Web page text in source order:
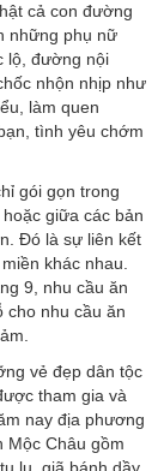
cả con đường
những phụ nữ
lộ, đường nội
nhộn nhịp như
làm quen
tình yêu chớm
gói gọn trong
giữa các bản
Đó là sự liên kết
khác nhau.
9, nhu cầu ăn
cho nhu cầu ăn
vẻ đẹp dân tộc
tham gia và
nay địa phương
Mộc Châu gồm